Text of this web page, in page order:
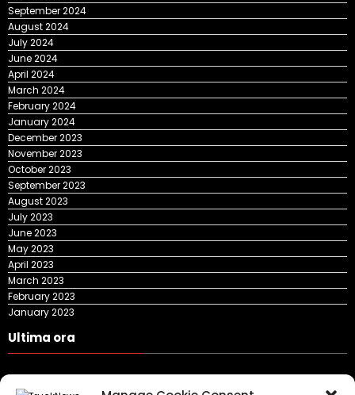
September 2024
August 2024
July 2024
June 2024
April 2024
March 2024
February 2024
January 2024
December 2023
November 2023
October 2023
September 2023
August 2023
July 2023
June 2023
May 2023
April 2023
March 2023
February 2023
January 2023
Ultima ora